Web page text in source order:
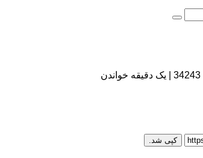
یک دقیقه خواندن
کپی شد.